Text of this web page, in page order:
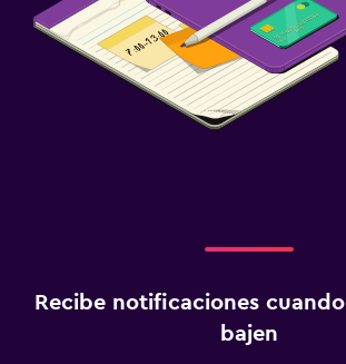
Sillas de playa
Zona de trabajo
Recibe notificaciones
bajen